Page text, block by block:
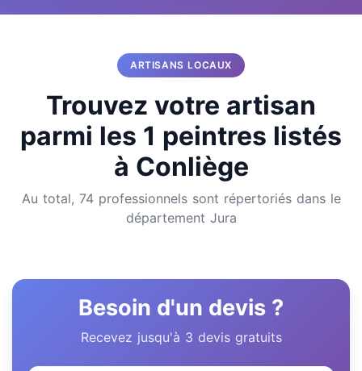
ARTISANS LOCAUX
Trouvez votre artisan
parmi les 1 peintres listés
à Conliège
Au total, 74 professionnels sont répertoriés dans le
département Jura
Besoin d'un devis ?
Recevez jusqu'à 3 devis gratuits